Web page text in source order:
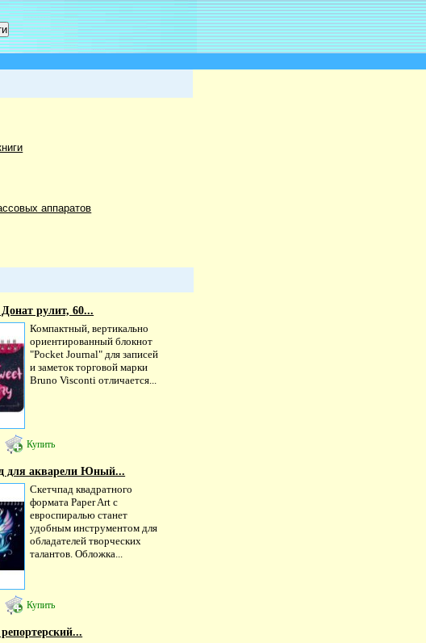
аппаратов
рулит, 60...
Компактный, вертикально
ориентированный блокнот
"Pocket Journal" для записей
и заметок торговой марки
Bruno Visconti отличается...
Купить
для акварели Юный...
Скетчпад квадратного
формата Paper Art с
евроспиралью станет
удобным инструментом для
обладателей творческих
талантов. Обложка...
Купить